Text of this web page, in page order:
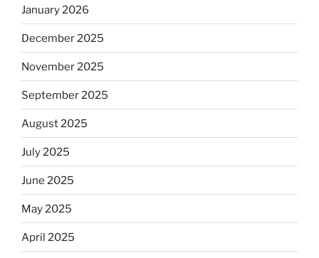
January 2026
December 2025
November 2025
September 2025
August 2025
July 2025
June 2025
May 2025
April 2025